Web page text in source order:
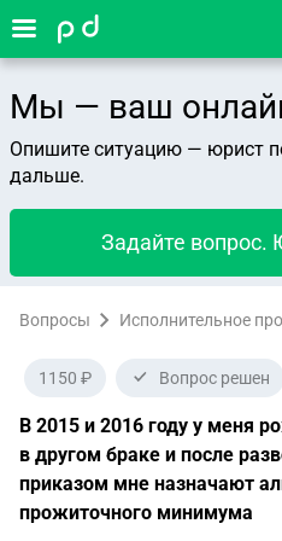
Мы — ваш
Опишите ситуацию — юрист
дальше.
Задайте вопрос.
Вопросы Исполнительное
1150 ₽ Вопрос решен
В 2015 и 2016 году у меня
в другом браке и после
приказом мне назначают
прожиточного минимума